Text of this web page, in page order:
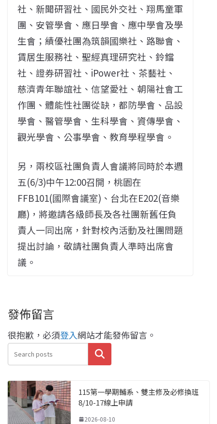
社、新聞研習社、國民外交社、翔馬童軍
團、安管學會、應日學會、應中學會及學
生會；績優社團為筑韻國樂社、路聯會、
賃居生服務社、聖經真理研究社、鈴鐺
社、證券研習社、iPower社、茶藝社、
慈濟青年聯誼社、信望愛社、朝陽社會工
作團、體能性社團從缺，都防學會、品設
學會、醫管學會、生科學會、資傳學會、
觀光學會、公事學會、教育學程學會。
另，兩校區社團負責人會議將同時於本週
五(6/3)中午12:00召開，桃園在
FFB101(國際會議室)、台北在E202(音樂
廳)，將邀請各級師長及各社團新舊任負
責人一同出席，針對校內活動及社團問題
提出討論，敬請社團負責人準時出席會
議。
發佈留言
很抱歉，必須登入網站才能發佈留言。
搜尋
115第一學期輔系、雙主修及必修換班
8/10-17線上申請
2026-08-10